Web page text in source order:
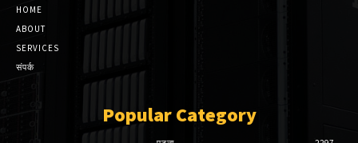
HOME
ABOUT
SERVICES
संपर्क
Popular Category